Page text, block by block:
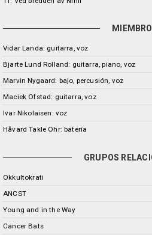
Vidar Landa: guitarra, voz
Bjarte Lund Rolland: guitarra, piano, voz
Marvin Nygaard: bajo, percusión, voz
Maciek Ofstad: guitarra, voz
Ivar Nikolaisen: voz
Håvard Takle Ohr: batería
GRUPOS
Okkultokrati
ANCST
Young and in the Way
Cancer Bats